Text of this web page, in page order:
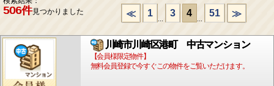
506件見つかりました ≪ 1
...
3 4
...
51 ≫
川崎市川崎区港町 中古マンション
【会員様限定物件】
無料会員登録で今すぐこの物件をご覧いただけます。